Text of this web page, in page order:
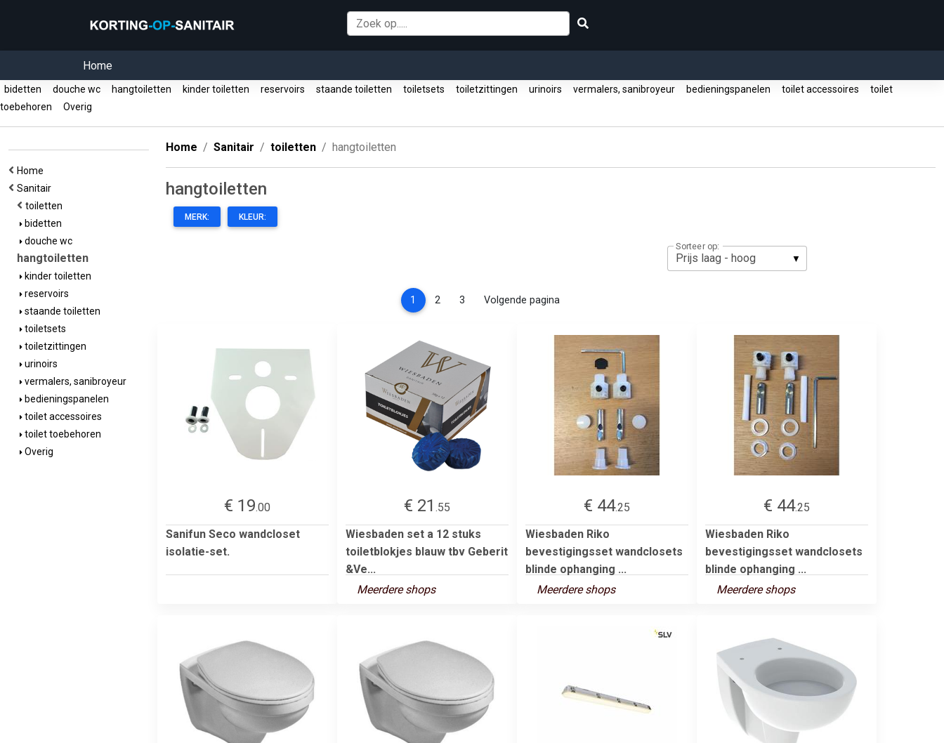
Home
bidetten douche wc hangtoiletten kinder toiletten reservoirs staande toiletten toiletsets toiletzittingen urinoirs vermalers, sanibroyeur bedieningspanelen toilet accessoires
toilet
toebehoren
Overig
Home
Sanitair
toiletten
bidetten
douche wc
hangtoiletten
kinder toiletten
reservoirs
staande toiletten
toiletsets
toiletzittingen
urinoirs
vermalers, sanibroyeur
bedieningspanelen
toilet accessoires
toilet toebehoren
Overig
Home Sanitair toiletten hangtoiletten
hangtoiletten
MERK: KLEUR:
Sorteer op:
1 (current)
2 3 Volgende pagina
€ 19.00
Sanifun Seco wandcloset
isolatie-set.
€ 21 .55
Wiesbaden set a 12 stuks
toiletblokjes blauw tbv Geberit
&Ve...
Meerdere shops
€ 44.25
Wiesbaden Riko
bevestigingsset wandclosets
blinde ophanging ...
Meerdere shops
€ 44.25
Wiesbaden Riko
bevestigingsset wandclosets
blinde ophanging ...
Meerdere shops